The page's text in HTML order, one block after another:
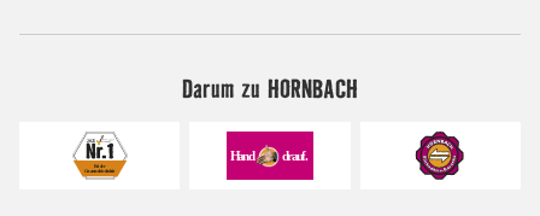
Darum zu HORNBACH